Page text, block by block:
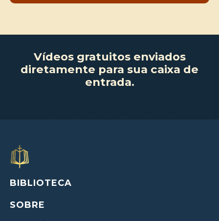
Vídeos gratuitos enviados
diretamente para sua caixa de
entrada.
BIBLIOTECA
SOBRE